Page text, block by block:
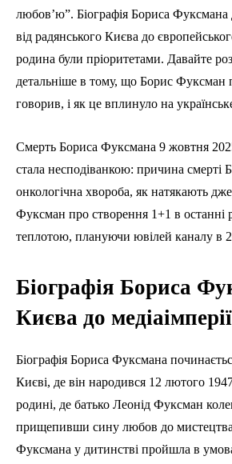
любов’ю”. Біографія Бориса
від радянського Києва до
родина були пріоритетами. Давайте
детальніше в тому, що Борис Фуксман
говорив, і як це вплинуло на
Смерть Бориса Фуксмана 9 жовтня
стала несподіванкою: причина смерті
онкологічна хвороба, як натякають
Фуксман про створення 1+1 в останні
теплотою, плануючи ювілей каналу в
Біографія Бориса
Києва до медіаімперії
Біографія Бориса Фуксмана
Києві, де він народився 12 лютого
родині, де батько Леонід Фуксман
прищепивши сину любов до
Фуксмана у дитинстві пройшла в